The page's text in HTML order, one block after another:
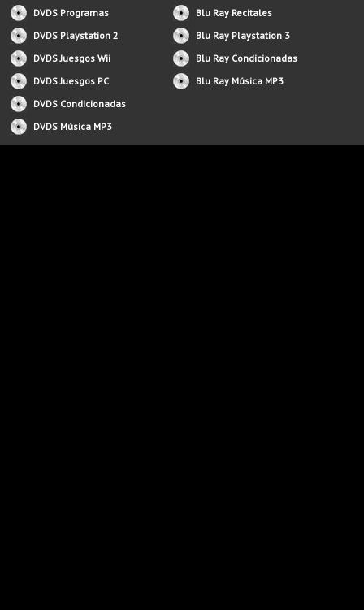
DVDS Programas
DVDS Playstation 2
DVDS Juesgos Wii
DVDS Juesgos PC
DVDS Condicionadas
DVDS Música MP3
Blu Ray Recitales
Blu Ray Playstation 3
Blu Ray Condicionadas
Blu Ray Música MP3